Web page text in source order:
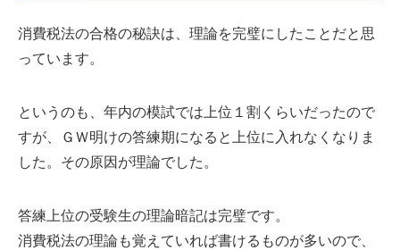
消費税法の合格の秘訣は、理論を完璧にしたことだと思
っています。
というのも、年内の模試では上位１割くらいだったので
すが、ＧＷ明けの答練期になると上位に入れなくなりま
した。その原因が理論でした。
答練上位の受験生の理論暗記は完璧です。
消費税法の理論も覚えていれば書けるものが多いので、